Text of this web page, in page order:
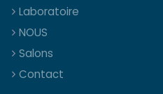
Laboratoire
NOUS
Salons
Contact